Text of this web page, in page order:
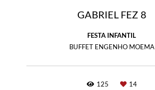
GABRIEL FEZ 8
FESTA INFANTIL
BUFFET ENGENHO MOEMA
125 14